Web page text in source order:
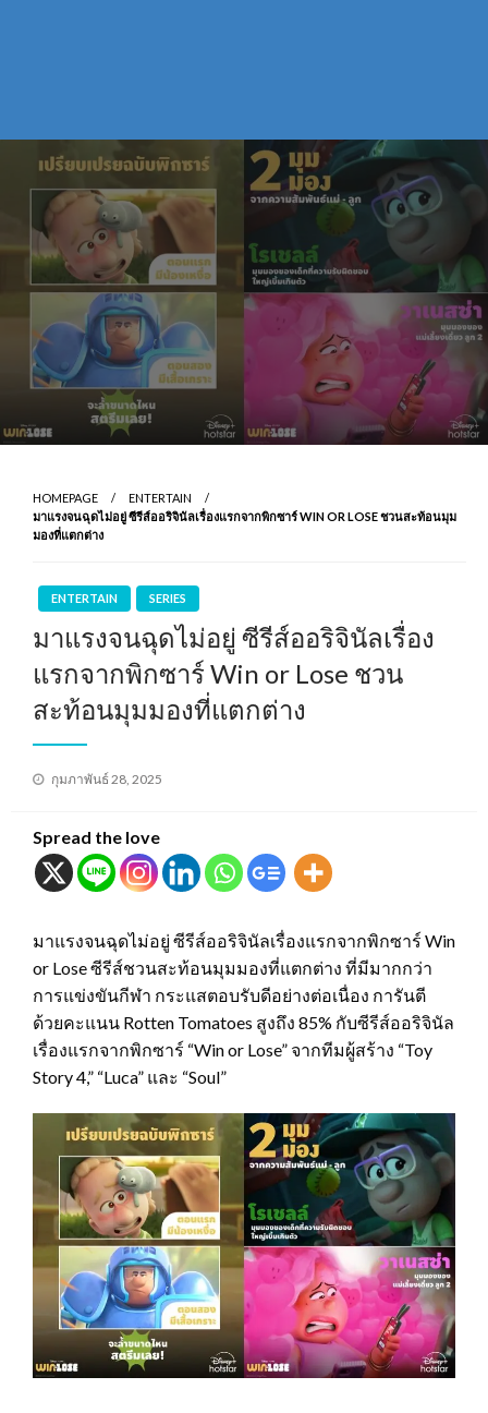
HOMEPAGE
ENTERTAIN
มาแรงจนฉุดไม่อยู่ ซีรีส์ออริจินัลเรื่องแรกจากพิกซาร์ WIN OR LOSE ชวนสะท้อนมุม
มองที่แตกต่าง
ENTERTAIN SERIES
มาแรงจนฉุดไม่อยู่ ซีรีส์ออริจินัลเรื่อง
แรกจากพิกซาร์ Win or Lose ชวน
สะท้อนมุมมองที่แตกต่าง
Posted
กุมภาพันธ์ 28, 2025
Spread the love
มาแรงจนฉุดไม่อยู่ ซีรีส์ออริจินัลเรื่องแรกจากพิกซาร์ Win
or Lose ซีรีส์ชวนสะท้อนมุมมองที่แตกต่าง ที่มีมากกว่า
การแข่งขันกีฬา กระแสตอบรับดีอย่างต่อเนื่อง การันตี
ด้วยคะแนน Rotten Tomatoes สูงถึง 85% กับซีรีส์ออริจินัล
เรื่องแรกจากพิกซาร์ “Win or Lose” จากทีมผู้สร้าง “Toy
Story 4,” “Luca” และ “Soul”